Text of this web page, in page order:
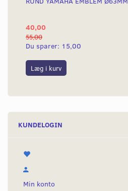
40,00
55,00
Du sparer: 15,00
Læg i kurv
KUNDELOGIN
Min konto